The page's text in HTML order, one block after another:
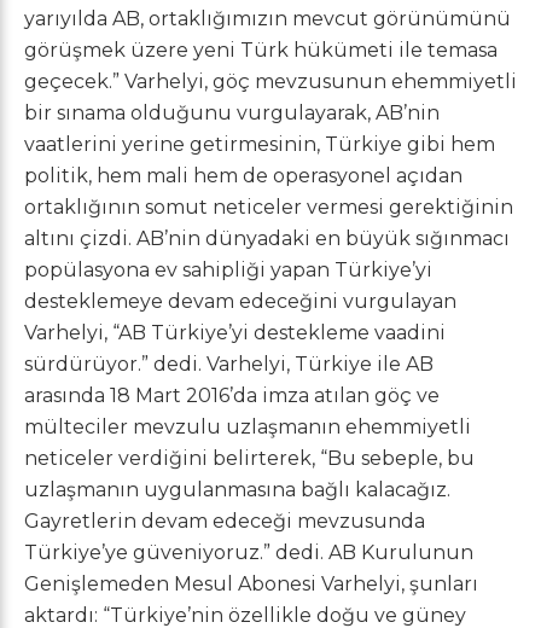
yarıyılda AB, ortaklığımızın mevcut görünümünü
görüşmek üzere yeni Türk hükümeti ile temasa
geçecek.” Varhelyi, göç mevzusunun ehemmiyetli
bir sınama olduğunu vurgulayarak, AB’nin
vaatlerini yerine getirmesinin, Türkiye gibi hem
politik, hem mali hem de operasyonel açıdan
ortaklığının somut neticeler vermesi gerektiğinin
altını çizdi. AB’nin dünyadaki en büyük sığınmacı
popülasyona ev sahipliği yapan Türkiye’yi
desteklemeye devam edeceğini vurgulayan
Varhelyi, “AB Türkiye’yi destekleme vaadini
sürdürüyor.” dedi. Varhelyi, Türkiye ile AB
arasında 18 Mart 2016’da imza atılan göç ve
mülteciler mevzulu uzlaşmanın ehemmiyetli
neticeler verdiğini belirterek, “Bu sebeple, bu
uzlaşmanın uygulanmasına bağlı kalacağız.
Gayretlerin devam edeceği mevzusunda
Türkiye’ye güveniyoruz.” dedi. AB Kurulunun
Genişlemeden Mesul Abonesi Varhelyi, şunları
aktardı: “Türkiye’nin özellikle doğu ve güney